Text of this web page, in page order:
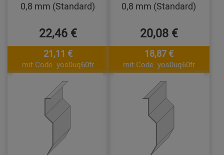
0,8 mm (Standard)
22,46 €
21,11 €
mit Code: yos0uq60fr
0,8 mm (Standard)
20,08 €
18,87 €
mit Code: yos0uq60fr